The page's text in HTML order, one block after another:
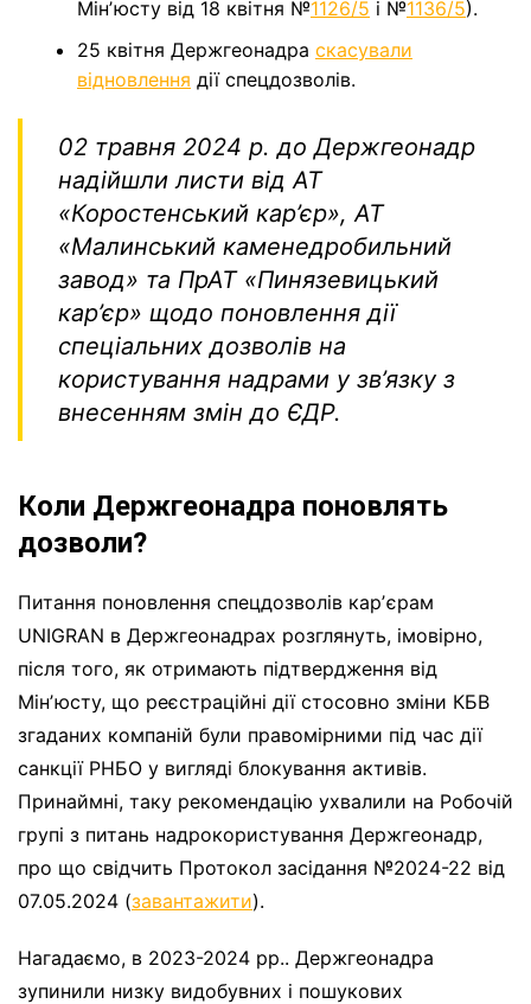
Мінʼюсту від 18 квітня №1126/5 і №1136/5).
25 квітня Держгеонадра скасували
відновлення дії спецдозволів.
02 травня 2024 р. до Держгеонадр
надійшли листи від АТ
«Коростенський кар’єр», АТ
«Малинський каменедробильний
завод» та ПрАТ «Пинязевицький
кар’єр» щодо поновлення дії
спеціальних дозволів на
користування надрами у зв’язку з
внесенням змін до ЄДР.
Коли Держгеонадра поновлять
дозволи?
Питання поновлення спецдозволів карʼєрам
UNIGRAN в Держгеонадрах розглянуть, імовірно,
після того, як отримають підтвердження від
Мінʼюсту, що реєстраційні дії стосовно зміни КБВ
згаданих компаній були правомірними під час дії
санкції РНБО у вигляді блокування активів.
Принаймні, таку рекомендацію ухвалили на Робочій
групі з питань надрокористування Держгеонадр,
про що свідчить Протокол засідання №2024-22 від
07.05.2024 (завантажити).
Нагадаємо, в 2023-2024 рр.. Держгеонадра
зупинили низку видобувних і пошукових